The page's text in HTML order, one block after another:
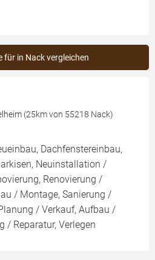
für in Nack vergleichen
(25km von 55218 Nack)
Dachfenstereinbau,
Neuinstallation /
Renovierung /
/ Montage, Sanierung /
/ Verkauf, Aufbau /
/ Reparatur, Verlegen